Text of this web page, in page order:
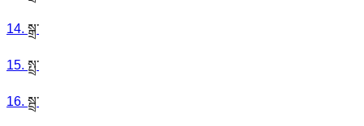
14. སྒྲ་
15. སྤྲ་
16. སྦྲ་